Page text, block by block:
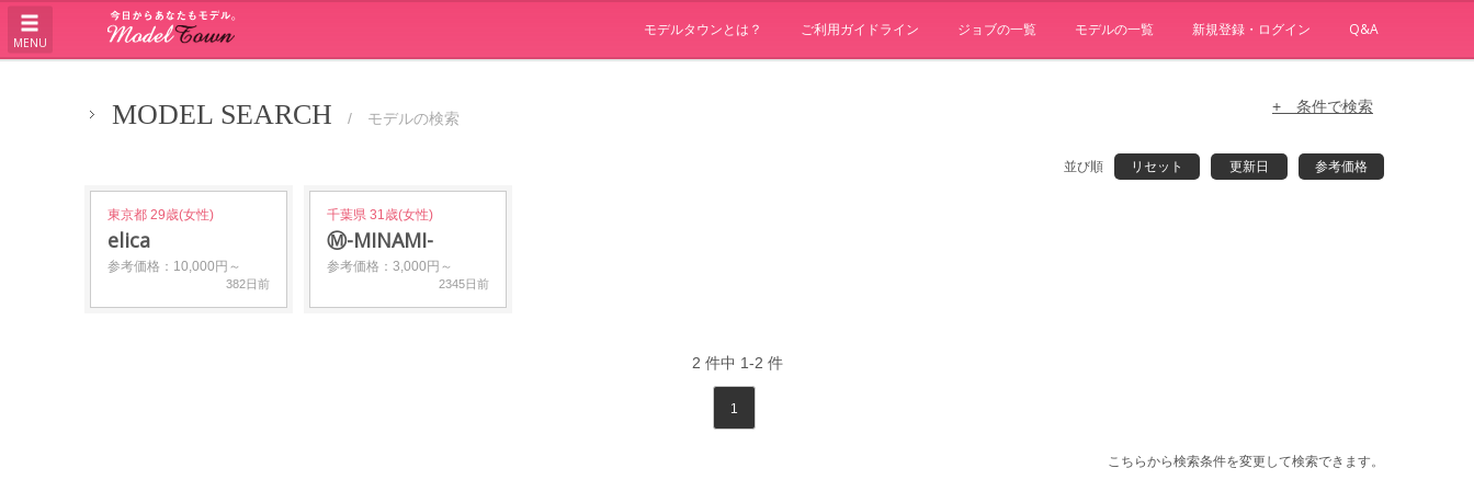
MENU
モデルタウンとは？ ご利用ガイドライン ジョブの一覧 モデルの一覧 新規登録・ログイン Q&A
MODEL SEARCH / モデルの検索
+ 条件で検索
並び順 リセット 更新日 参考価格
東京都 29歳(女性)
elica
参考価格：10,000円～
382日前
千葉県 31歳(女性)
Ⓜ️-MINAMI-
参考価格：3,000円～
2345日前
2 件中 1-2 件
1
こちらから検索条件を変更して検索できます。